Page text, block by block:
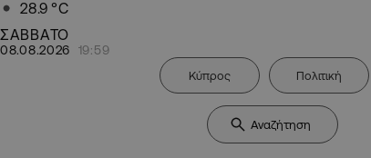
28.9 °C
ΣΑΒΒΑΤΟ
08.08.2026 19:59
Κύπρος Πολιτική